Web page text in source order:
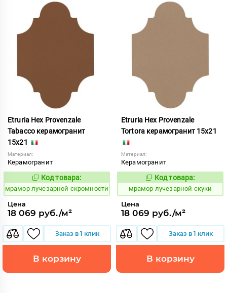
Etruria Hex Provenzale
Tabacco керамогранит
15x21
Материал:
Керамогранит
1073468
Код товара:
мрамор лучезарной скромности
Цена
18 069 руб./м²
Заказ в 1 клик
В корзину
Etruria Hex Provenzale
Tortora керамогранит 15x21
Материал:
Керамогранит
1073469
Код товара:
мрамор лучезарной скуки
Цена
18 069 руб./м²
Заказ в 1 клик
В корзину